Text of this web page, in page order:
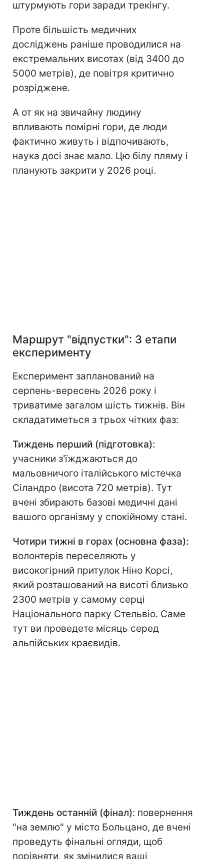
штурмують гори заради трекінгу.
Проте більшість медичних
досліджень раніше проводилися на
екстремальних висотах (від 3400 до
5000 метрів), де повітря критично
розріджене.
А от як на звичайну людину
впливають помірні гори, де люди
фактично живуть і відпочивають,
наука досі знає мало. Цю білу пляму і
планують закрити у 2026 році.
Маршрут "відпустки": 3 етапи
експерименту
Експеримент запланований на
серпень-вересень 2026 року і
триватиме загалом шість тижнів. Він
складатиметься з трьох чітких фаз:
Тиждень перший (підготовка):
учасники з'їжджаються до
мальовничого італійського містечка
Сіландро (висота 720 метрів). Тут
вчені збирають базові медичні дані
вашого організму у спокійному стані.
Чотири тижні в горах (основна фаза):
волонтерів переселяють у
високогірний притулок Ніно Корсі,
який розташований на висоті близько
2300 метрів у самому серці
Національного парку Стельвіо. Саме
тут ви проведете місяць серед
альпійських краєвидів.
Тиждень останній (фінал): повернення
"на землю" у місто Больцано, де вчені
проведуть фінальні огляди, щоб
порівняти, як змінилися ваші